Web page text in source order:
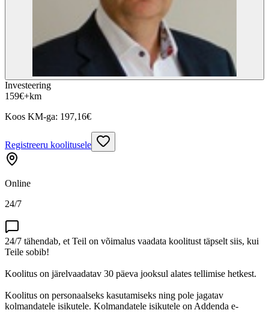
Investeering
159€+km
Koos KM-ga: 197,16€
Registreeru koolitusele
Online
24/7
24/7 tähendab, et Teil on võimalus vaadata koolitust täpselt siis, kui
Teile sobib!
Koolitus on järelvaadatav 30 päeva jooksul alates tellimise hetkest.
Koolitus on personaalseks kasutamiseks ning pole jagatav
kolmandatele isikutele. Kolmandatele isikutele on Addenda e-